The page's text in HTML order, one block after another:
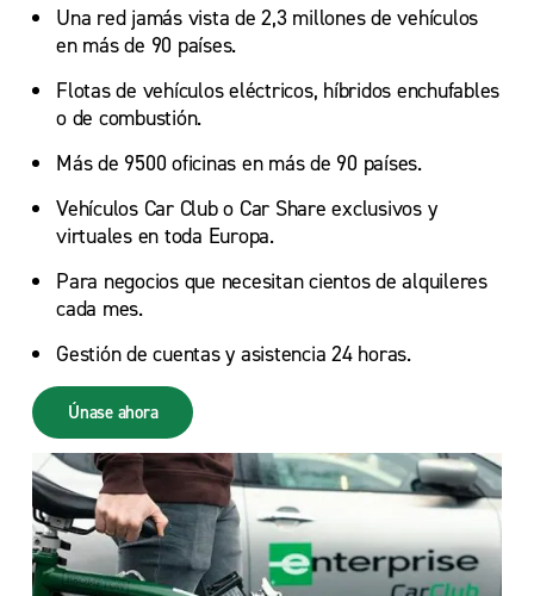
Una red jamás vista de 2,3 millones de vehículos
en más de 90 países.
Flotas de vehículos eléctricos, híbridos enchufables
o de combustión.
Más de 9500 oficinas en más de 90 países.
Vehículos Car Club o Car Share exclusivos y
virtuales en toda Europa.
Para negocios que necesitan cientos de alquileres
cada mes.
Gestión de cuentas y asistencia 24 horas.
Únase ahora